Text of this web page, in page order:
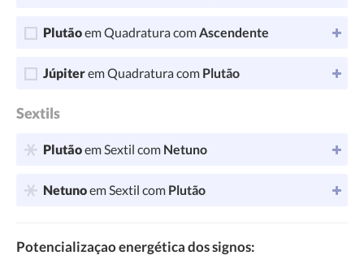
Plutãoem Quadratura comAscendente
Júpiterem Quadratura com Plutão
Sextils
Plutãoem Sextil com Netuno
Netunoem Sextil com Plutão
Potencializaçao energética dos signos: